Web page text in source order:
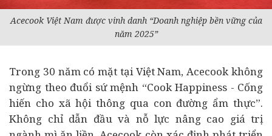
Acecook Việt Nam được vinh danh “Doanh nghiệp bền vững của
năm 2025”
Trong 30 năm có mặt tại Việt Nam, Acecook không
ngừng theo đuổi sứ mệnh “Cook Happiness - Cống
hiến cho xã hội thông qua con đường ẩm thực”.
Không chỉ dẫn đầu và nỗ lực nâng cao giá trị